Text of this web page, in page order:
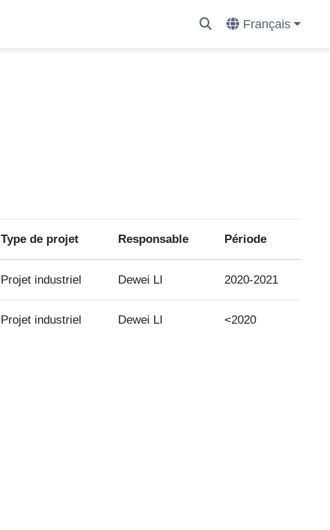
Français
Type de projet Responsable Période
Projet industriel Dewei LI 2020-2021
Projet industriel Dewei LI <2020